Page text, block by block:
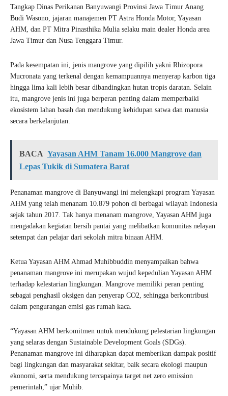
Tangkap Dinas Perikanan Banyuwangi Provinsi Jawa Timur Anang
Budi Wasono, jajaran manajemen PT Astra Honda Motor, Yayasan
AHM, dan PT Mitra Pinasthika Mulia selaku main dealer Honda area
Jawa Timur dan Nusa Tenggara Timur.
Pada kesempatan ini, jenis mangrove yang dipilih yakni Rhizopora
Mucronata yang terkenal dengan kemampuannya menyerap karbon tiga
hingga lima kali lebih besar dibandingkan hutan tropis daratan. Selain
itu, mangrove jenis ini juga berperan penting dalam memperbaiki
ekosistem lahan basah dan mendukung kehidupan satwa dan manusia
secara berkelanjutan.
BACA Yayasan AHM Tanam 16.000 Mangrove dan
Lepas Tukik di Sumatera Barat
Penanaman mangrove di Banyuwangi ini melengkapi program Yayasan
AHM yang telah menanam 10.879 pohon di berbagai wilayah Indonesia
sejak tahun 2017. Tak hanya menanam mangrove, Yayasan AHM juga
mengadakan kegiatan bersih pantai yang melibatkan komunitas nelayan
setempat dan pelajar dari sekolah mitra binaan AHM.
Ketua Yayasan AHM Ahmad Muhibbuddin menyampaikan bahwa
penanaman mangrove ini merupakan wujud kepedulian Yayasan AHM
terhadap kelestarian lingkungan. Mangrove memiliki peran penting
sebagai penghasil oksigen dan penyerap CO2, sehingga berkontribusi
dalam pengurangan emisi gas rumah kaca.
“Yayasan AHM berkomitmen untuk mendukung pelestarian lingkungan
yang selaras dengan Sustainable Development Goals (SDGs).
Penanaman mangrove ini diharapkan dapat memberikan dampak positif
bagi lingkungan dan masyarakat sekitar, baik secara ekologi maupun
ekonomi, serta mendukung tercapainya target net zero emission
pemerintah,” ujar Muhib.